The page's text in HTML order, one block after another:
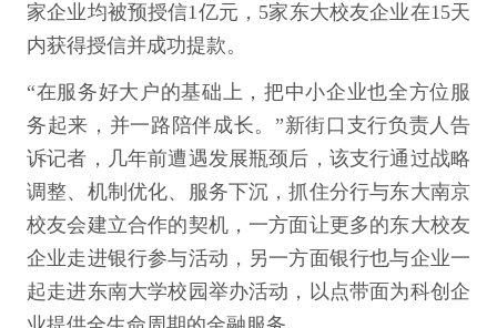
家企业均被预授信1亿元，5家东大校友企业在15天
内获得授信并成功提款。
“在服务好大户的基础上，把中小企业也全方位服
务起来，并一路陪伴成长。”新街口支行负责人告
诉记者，几年前遭遇发展瓶颈后，该支行通过战略
调整、机制优化、服务下沉，抓住分行与东大南京
校友会建立合作的契机，一方面让更多的东大校友
企业走进银行参与活动，另一方面银行也与企业一
起走进东南大学校园举办活动，以点带面为科创企